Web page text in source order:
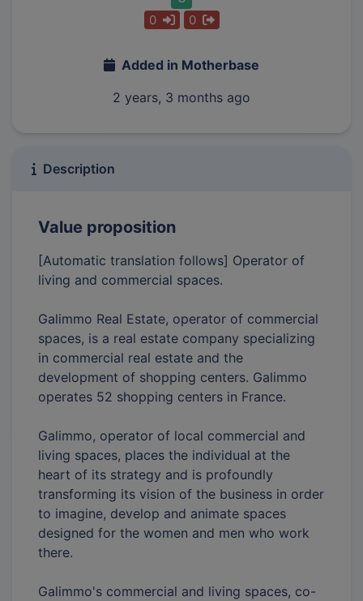
0 0
Added in Motherbase
2 years, 3 months ago
Description
Value proposition
[Automatic translation follows] Operator of
living and commercial spaces.
Galimmo Real Estate, operator of commercial
spaces, is a real estate company specializing
in commercial real estate and the
development of shopping centers. Galimmo
operates 52 shopping centers in France.
Galimmo, operator of local commercial and
living spaces, places the individual at the
heart of its strategy and is profoundly
transforming its vision of the business in order
to imagine, develop and animate spaces
designed for the women and men who work
there.
Galimmo's commercial and living spaces, co-